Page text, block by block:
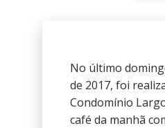
No último
de 2017, foi
Condomínio
café da manhã